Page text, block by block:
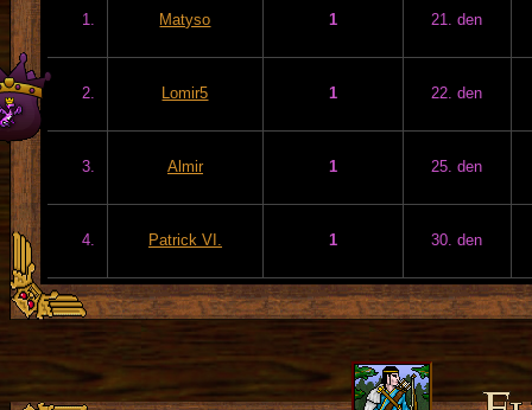
1. Matyso 1 21. den
2. Lomir5 1 22. den
3. Almir 1 25. den
4. Patrick VI. 1 30. den